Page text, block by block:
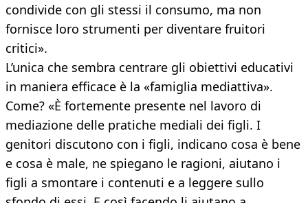
condivide con gli stessi il consumo, ma non
fornisce loro strumenti per diventare fruitori
critici».
L’unica che sembra centrare gli obiettivi educativi
in maniera efficace è la «famiglia mediattiva».
Come? «È fortemente presente nel lavoro di
mediazione delle pratiche mediali dei figli. I
genitori discutono con i figli, indicano cosa è bene
e cosa è male, ne spiegano le ragioni, aiutano i
figli a smontare i contenuti e a leggere sullo